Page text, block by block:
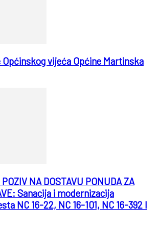
Općinskog vijeća Općine Martinska
NA DOSTAVU PONUDA ZA
Sanacija i modernizacija
NC 16-22, NC 16-101, NC 16-392 I